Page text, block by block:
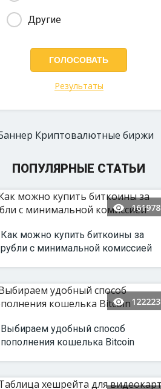
Другие
Результаты
ПОПУЛЯРНЫЕ СТАТЬИ
161978
Как можно купить биткоины за
рубли с минимальной комиссией
122223
Выбираем удобный способ
пополнения кошелька Bitcoin